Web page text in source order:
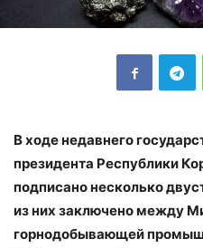
В ходе недавнего
президента Республики
подписано несколько
из них заключено между
горнодобывающей